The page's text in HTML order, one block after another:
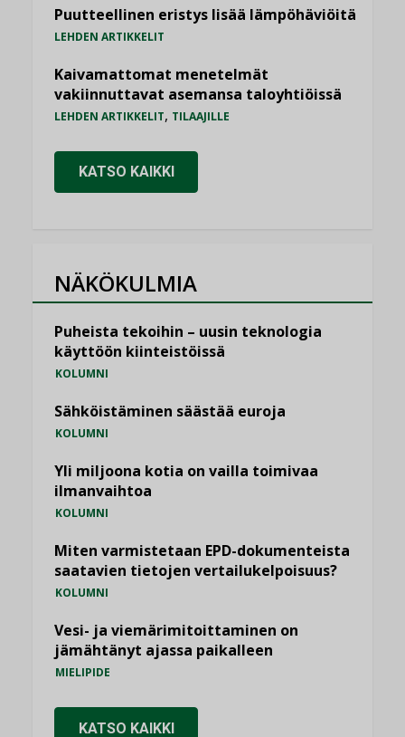
Puutteellinen eristys lisää lämpöhäviöitä
LEHDEN ARTIKKELIT
Kaivamattomat menetelmät
vakiinnuttavat asemansa taloyhtiöissä
LEHDEN ARTIKKELIT, TILAAJILLE
KATSO KAIKKI
NÄKÖKULMIA
Puheista tekoihin – uusin teknologia
käyttöön kiinteistöissä
KOLUMNI
Sähköistäminen säästää euroja
KOLUMNI
Yli miljoona kotia on vailla toimivaa
ilmanvaihtoa
KOLUMNI
Miten varmistetaan EPD-dokumenteista
saatavien tietojen vertailukelpoisuus?
KOLUMNI
Vesi- ja viemärimitoittaminen on
jämähtänyt ajassa paikalleen
MIELIPIDE
KATSO KAIKKI